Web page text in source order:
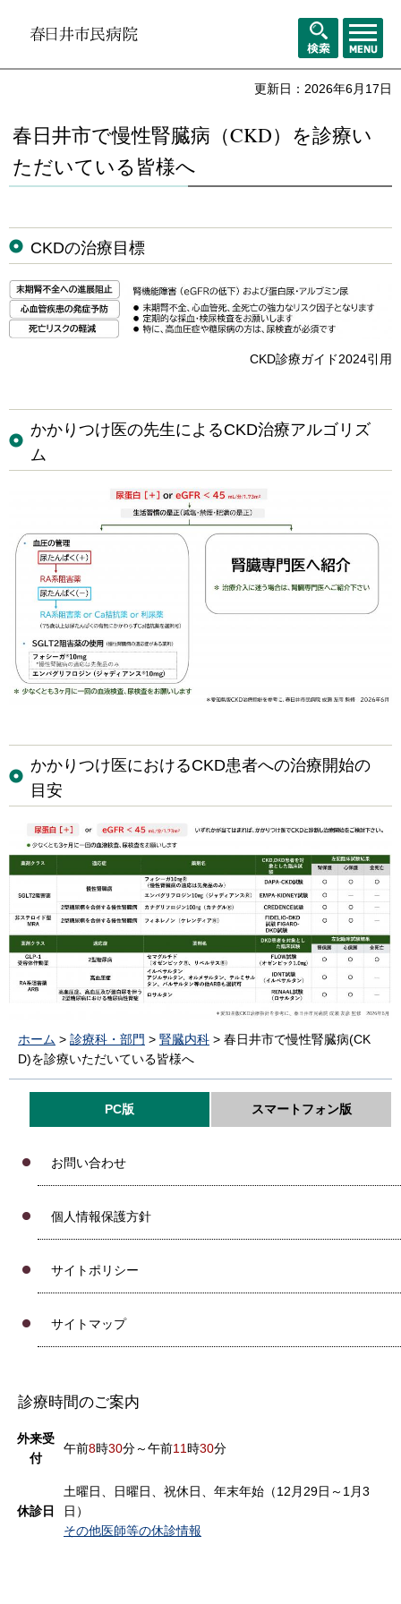
検索
メニュ
ー
更新日：2026年6月17日
春日井市で慢性腎臓病（CKD）を診療い
ただいている皆様へ
CKDの治療目標
CKD診療ガイド2024引用
かかりつけ医の先生によるCKD治療アルゴリズ
ム
かかりつけ医におけるCKD患者への治療開始の
目安
ホーム > 診療科・部門 > 腎臓内科 > 春日井市で慢性腎臓病(CK
D)を診療いただいている皆様へ
PC版 スマートフォン版
お問い合わせ
個人情報保護方針
サイトポリシー
サイトマップ
診療時間のご案内
外来受
付
午前8時30分～午前11時30分
休診日
土曜日、日曜日、祝休日、年末年始（12月29日～1月3
日）
その他医師等の休診情報